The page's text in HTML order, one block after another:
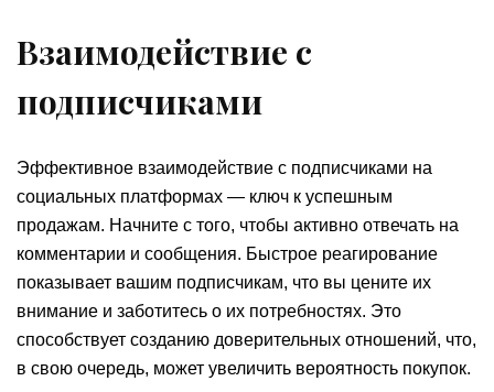
Взаимодействие с
подписчиками
Эффективное взаимодействие с подписчиками на
социальных платформах — ключ к успешным
продажам. Начните с того, чтобы активно отвечать на
комментарии и сообщения. Быстрое реагирование
показывает вашим подписчикам, что вы цените их
внимание и заботитесь о их потребностях. Это
способствует созданию доверительных отношений, что,
в свою очередь, может увеличить вероятность покупок.